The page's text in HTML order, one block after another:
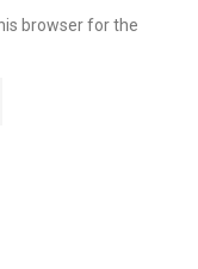
browser for the